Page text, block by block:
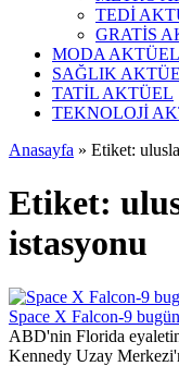
TEDİ
GRATİS
MODA AKTÜEL
SAĞLIK
TATİL AKTÜEL
TEKNOLOJİ
Anasayfa » Etiket:
Etiket:
istasyonu
Space X Falcon-9
ABD'nin Florida
Kennedy Uzay